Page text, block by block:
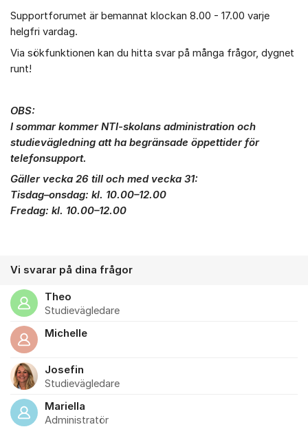
Supportforumet är bemannat klockan 8.00 - 17.00 varje
helgfri vardag.
Via sökfunktionen kan du hitta svar på många frågor, dygnet
runt!
OBS:
I sommar kommer NTI-skolans administration och
studievägledning att ha begränsade öppettider för
telefonsupport.
Gäller vecka 26 till och med vecka 31:
Tisdag–onsdag: kl. 10.00–12.00
Fredag: kl. 10.00–12.00
Vi svarar på dina frågor
Theo
Studievägledare
Michelle
Josefin
Studievägledare
Mariella
Administratör